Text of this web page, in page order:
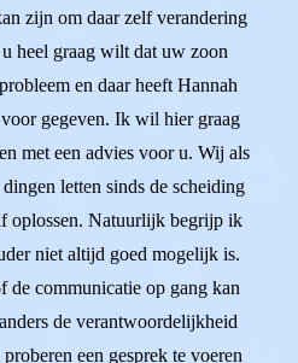
zijn om daar zelf verandering
heel graag wilt dat uw zoon
en daar heeft Hannah
gegeven. Ik wil hier graag
met een advies voor u. Wij als
letten sinds de scheiding
oplossen. Natuurlijk begrijp ik
niet altijd goed mogelijk is.
communicatie op gang kan
de verantwoordelijkheid
een gesprek te voeren